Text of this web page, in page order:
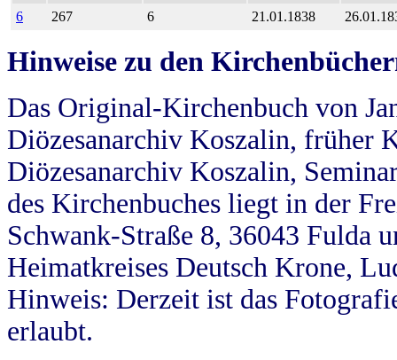
6
267 6 21.01.1838
Hinweise zu den
Das Original-Kirchenbuch von
Diözesanarchiv Koszalin, früher
Diözesanarchiv Koszalin,
des Kirchenbuches liegt in der
Schwank-Straße 8, 36043 Fulda
Heimatkreises Deutsch Krone,
Hinweis: Derzeit ist das
erlaubt.